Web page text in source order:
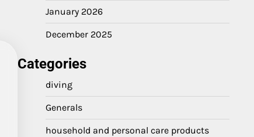
January 2026
December 2025
Categories
diving
Generals
household and personal care products